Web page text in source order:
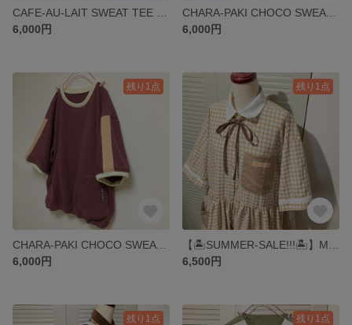
6,000円
CHARA-PAKI CHOCO SWEAT SHORTS ▶︎パンツ・スウェットパンツ・パジャマ・イージーパンツ・バーガンディ・チョコ・ブラウン・セットアップ
6,000円
残り1点
CHARA-PAKI CHOCO SWEAT TEE ▶︎Tシャツ・スウェット・スポーティ・トレーナー・シンプル・バーガンディ・ブラウン・茶色・チョコ・セットアップ
6,000円
残り1点
6,500円
残り1点 残り1点